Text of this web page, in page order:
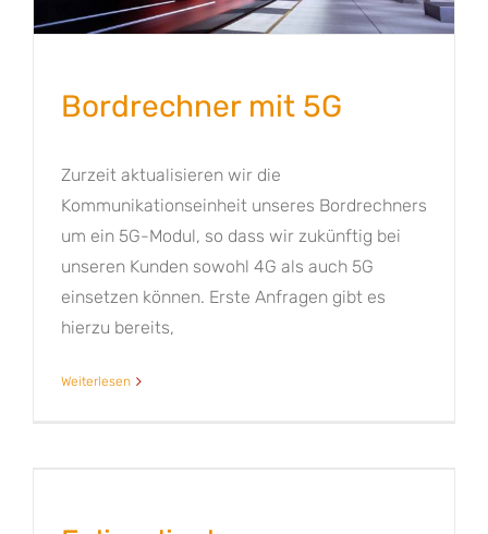
Bordrechner mit 5G
Zurzeit aktualisieren wir die
Kommunikationseinheit unseres Bordrechners
um ein 5G-Modul, so dass wir zukünftig bei
unseren Kunden sowohl 4G als auch 5G
einsetzen können. Erste Anfragen gibt es
hierzu bereits,
Weiterlesen